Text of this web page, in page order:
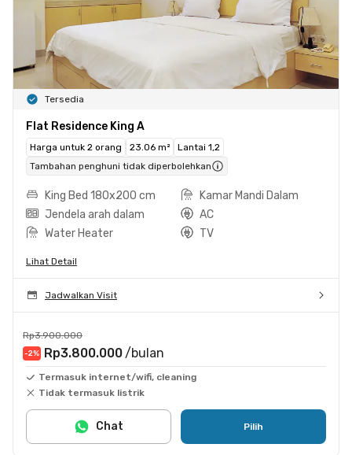
Tersedia
Flat Residence King A
Harga untuk 2 orang 23.06 m²
Lantai 1,2
Tambahan penghuni tidak diperbolehkan
King Bed 180x200 cm
Kamar Mandi Dalam
Jendela arah dalam
AC
Water Heater
TV
Lihat Detail
Jadwalkan Visit
Rp3.900.000
-2% Rp3.800.000 /bulan
Termasuk internet/wifi, cleaning
Tidak termasuk listrik
Pilih
Chat